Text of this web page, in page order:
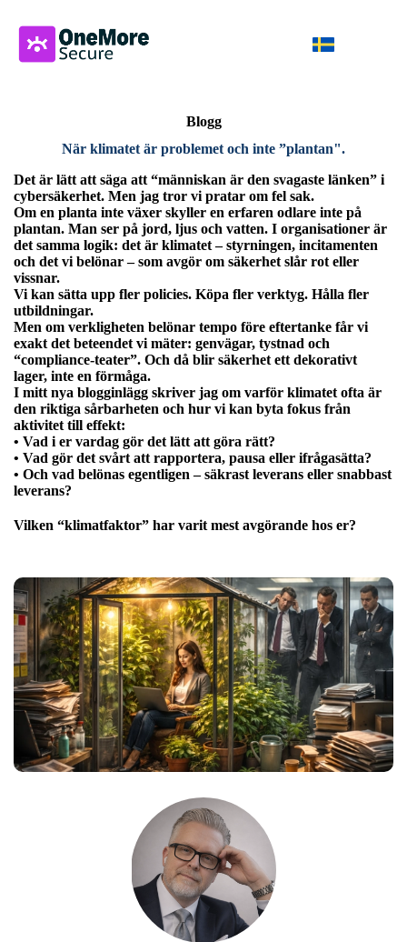
Blogg
När klimatet är problemet och inte ”plantan".
Det är lätt att säga att “människan är den svagaste länken” i
cybersäkerhet. Men jag tror vi pratar om fel sak.
Om en planta inte växer skyller en erfaren odlare inte på
plantan. Man ser på jord, ljus och vatten. I organisationer är
det samma logik: det är klimatet – styrningen, incitamenten
och det vi belönar – som avgör om säkerhet slår rot eller
vissnar.
Vi kan sätta upp fler policies. Köpa fler verktyg. Hålla fler
utbildningar.
Men om verkligheten belönar tempo före eftertanke får vi
exakt det beteendet vi mäter: genvägar, tystnad och
“compliance-teater”. Och då blir säkerhet ett dekorativt
lager, inte en förmåga.
I mitt nya blogginlägg skriver jag om varför klimatet ofta är
den riktiga sårbarheten och hur vi kan byta fokus från
aktivitet till effekt:
• Vad i er vardag gör det lätt att göra rätt?
• Vad gör det svårt att rapportera, pausa eller ifrågasätta?
• Och vad belönas egentligen – säkrast leverans eller snabbast
leverans?
Vilken “klimatfaktor” har varit mest avgörande hos er?